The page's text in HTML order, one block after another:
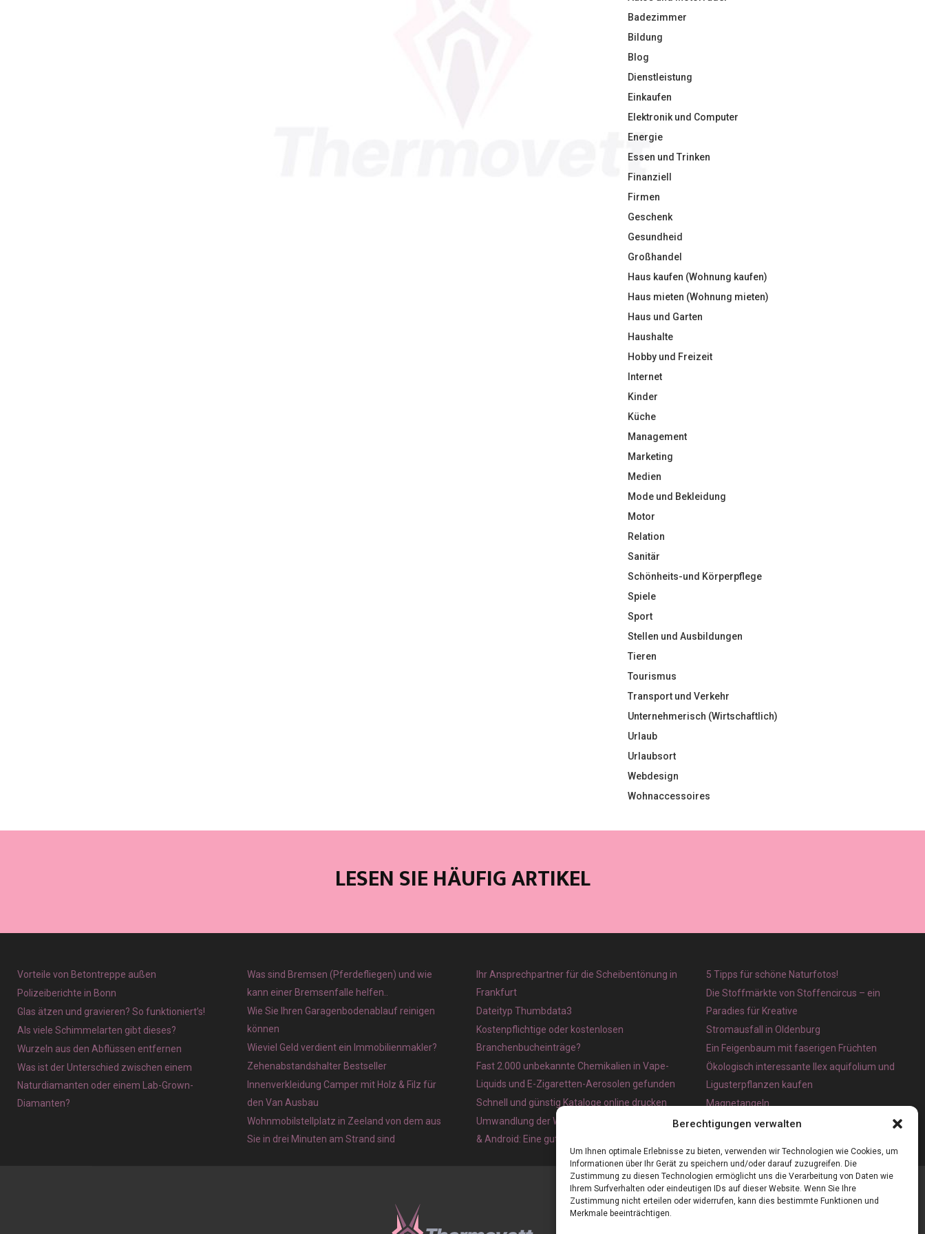
Berechtigungen verwalten
Um Ihnen optimale Erlebnisse zu bieten, verwenden wir Technologien wie Cookies, um
Informationen über Ihr Gerät zu speichern und/oder darauf zuzugreifen. Die
Zustimmung zu diesen Technologien ermöglicht uns die Verarbeitung von Daten wie
Ihrem Surfverhalten oder eindeutigen IDs auf dieser Website. Wenn Sie Ihre
Zustimmung nicht erteilen oder widerrufen, kann dies bestimmte Funktionen und
Merkmale beeinträchtigen.
Badezimmer
Bildung
Blog
Dienstleistung
Einkaufen
Elektronik und Computer
Energie
Essen und Trinken
Finanziell
Firmen
Geschenk
Gesundheid
Großhandel
Haus kaufen (Wohnung kaufen)
Haus mieten (Wohnung mieten)
Haus und Garten
Haushalte
Hobby und Freizeit
Internet
Kinder
Küche
Management
Marketing
Medien
Mode und Bekleidung
Motor
Relation
Sanitär
Schönheits-und Körperpflege
Spiele
Sport
Stellen und Ausbildungen
Tieren
Tourismus
Transport und Verkehr
Unternehmerisch (Wirtschaftlich)
Urlaub
Urlaubsort
Webdesign
Wohnaccessoires
LESEN SIE HÄUFIG ARTIKEL
Vorteile von Betontreppe außen
Polizeiberichte in Bonn
Glas ätzen und gravieren? So funktioniert’s!
Als viele Schimmelarten gibt dieses?
Wurzeln aus den Abflüssen entfernen
Was ist der Unterschied zwischen einem
Naturdiamanten oder einem Lab-Grown-
Diamanten?
Was sind Bremsen (Pferdefliegen) und wie
kann einer Bremsenfalle helfen..
Wie Sie Ihren Garagenbodenablauf reinigen
können
Wieviel Geld verdient ein Immobilienmakler?
Zehenabstandshalter Bestseller
Innenverkleidung Camper mit Holz & Filz für
den Van Ausbau
Wohnmobilstellplatz in Zeeland von dem aus
Sie in drei Minuten am Strand sind
Ihr Ansprechpartner für die Scheibentönung in
Frankfurt
Dateityp Thumbdata3
Kostenpflichtige oder kostenlosen
Branchenbucheinträge?
Fast 2.000 unbekannte Chemikalien in Vape-
Liquids und E-Zigaretten-Aerosolen gefunden
Schnell und günstig Kataloge online drucken
Umwandlung der Webseite in eine App für iOS
& Android: Eine gute Idee?
5 Tipps für schöne Naturfotos!
Die Stoffmärkte von Stoffencircus – ein
Paradies für Kreative
Stromausfall in Oldenburg
Ein Feigenbaum mit faserigen Früchten
Ökologisch interessante Ilex aquifolium und
Ligusterpflanzen kaufen
Magnetangeln